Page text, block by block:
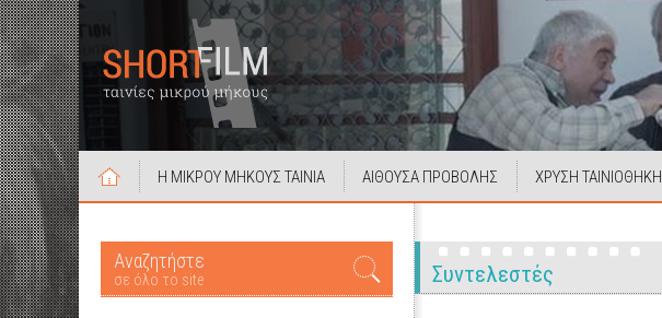
Η ΜΙΚΡΟΥ ΜΗΚΟΥΣ ΤΑΙΝΙΑ ΑΙΘΟΥΣΑ ΠΡΟΒΟΛΗΣ ΧΡΥΣΗ ΤΑΙΝΙΟΘΗΚΗ
Αναζητήστε
σε όλο το site Συντελεστές